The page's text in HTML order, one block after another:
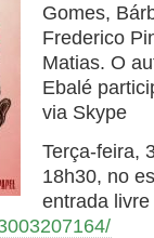
Gomes,
Frederico
Matias. O
Ebalé
via Skype
Terça-feira,
18h30, no
entrada livre